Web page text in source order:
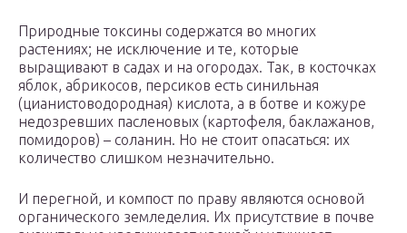
Природные токсины содержатся во многих
растениях; не исключение и те, которые
выращивают в садах и на огородах. Так, в косточках
яблок, абрикосов, персиков есть синильная
(цианистоводородная) кислота, а в ботве и кожуре
недозревших пасленовых (картофеля, баклажанов,
помидоров) – соланин. Но не стоит опасаться: их
количество слишком незначительно.
И перегной, и компост по праву являются основой
органического земледелия. Их присутствие в почве